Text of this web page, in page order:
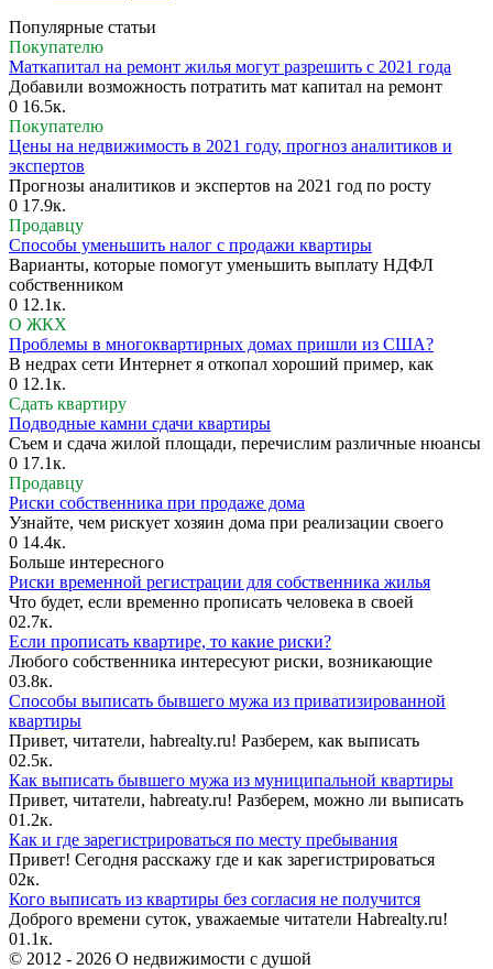
Популярные статьи
Покупателю
Маткапитал на ремонт жилья могут разрешить с 2021 года
Добавили возможность потратить мат капитал на ремонт
0 16.5к.
Покупателю
Цены на недвижимость в 2021 году, прогноз аналитиков и
экспертов
Прогнозы аналитиков и экспертов на 2021 год по росту
0 17.9к.
Продавцу
Способы уменьшить налог с продажи квартиры
Варианты, которые помогут уменьшить выплату НДФЛ
собственником
0 12.1к.
О ЖКХ
Проблемы в многоквартирных домах пришли из США?
В недрах сети Интернет я откопал хороший пример, как
0 12.1к.
Сдать квартиру
Подводные камни сдачи квартиры
Съем и сдача жилой площади, перечислим различные нюансы
0 17.1к.
Продавцу
Риски собственника при продаже дома
Узнайте, чем рискует хозяин дома при реализации своего
0 14.4к.
Больше интересного
Риски временной регистрации для собственника жилья
Что будет, если временно прописать человека в своей
02.7к.
Если прописать квартире, то какие риски?
Любого собственника интересуют риски, возникающие
03.8к.
Способы выписать бывшего мужа из приватизированной
квартиры
Привет, читатели, habrealty.ru! Разберем, как выписать
02.5к.
Как выписать бывшего мужа из муниципальной квартиры
Привет, читатели, habreaty.ru! Разберем, можно ли выписать
01.2к.
Как и где зарегистрироваться по месту пребывания
Привет! Сегодня расскажу где и как зарегистрироваться
02к.
Кого выписать из квартиры без согласия не получится
Доброго времени суток, уважаемые читатели Habrealty.ru!
01.1к.
© 2012 - 2026 О недвижимости с душой